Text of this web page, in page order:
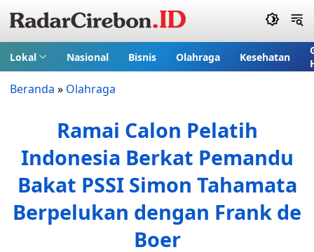
Lokal Nasional Bisnis Olahraga Kesehatan
Beranda » Olahraga
Ramai Calon Pelatih
Indonesia Berkat Pemandu
Bakat PSSI Simon Tahamata
Berpelukan dengan Frank de
Boer